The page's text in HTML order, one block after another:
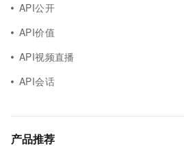
API公开
API价值
API视频直播
API会话
产品推荐